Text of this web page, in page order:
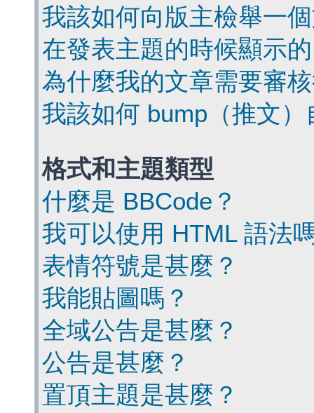
我該如何向版主檢舉一
在發表主題的時候顯示
為什麼我的文章需要審
我該如何 bump（推文
格式和主題類型
什麼是 BBCode？
我可以使用 HTML 語法
表情符號是甚麼？
我能貼圖嗎？
全域公告是甚麼？
公告是甚麼？
置頂主題是甚麼？